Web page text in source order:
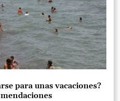
para unas vacaciones?